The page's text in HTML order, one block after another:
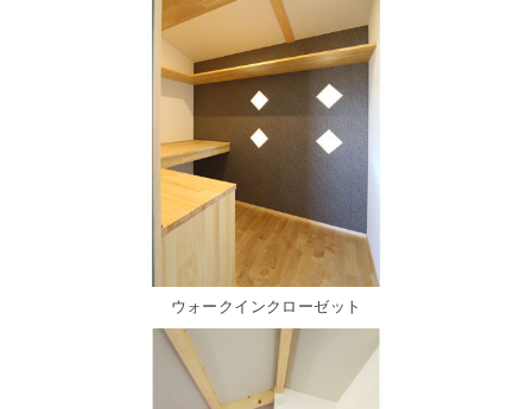
ウォークインクローゼット